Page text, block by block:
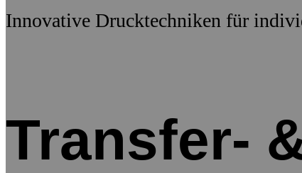
Innovative Drucktechniken für
Transfer-